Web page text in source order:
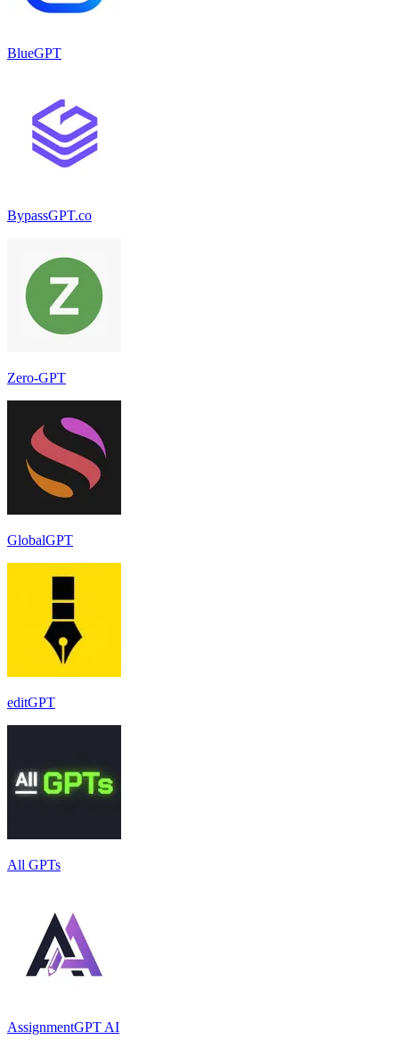
BlueGPT
BypassGPT.co
Zero-GPT
GlobalGPT
editGPT
All GPTs
AssignmentGPT AI